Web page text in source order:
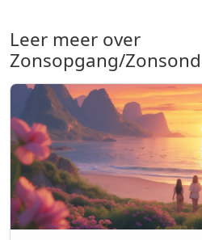
Leer meer over
Zonsopgang/